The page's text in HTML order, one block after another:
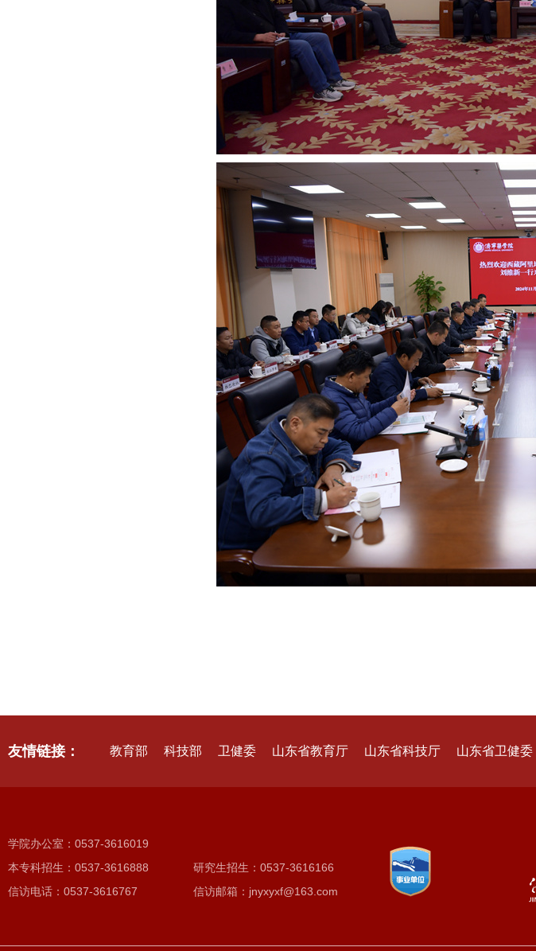
友情链接： 教育部 科技部 卫健委 山东省教育厅 山东省科技厅 山东省卫健委
学院办公室：0537-3616019
本专科招生：0537-3616888
研究生招生：0537-3616166
信访电话：0537-3616767
信访邮箱：jnyxyxf@163.com